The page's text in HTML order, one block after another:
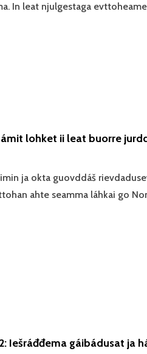
In leat njulgestaga
lohket ii leat buorre
ja okta guovddáš
ahte seamma láhkai go
Iešráđđema gáibádusat ja